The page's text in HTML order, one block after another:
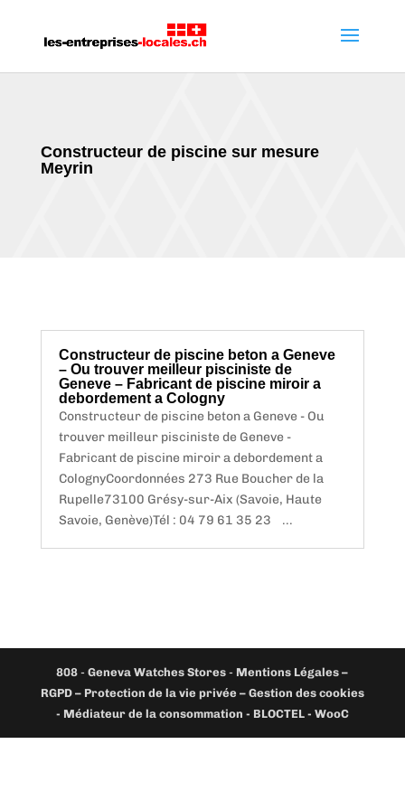
Constructeur de piscine sur mesure
Meyrin
Constructeur de piscine beton a Geneve
– Ou trouver meilleur pisciniste de
Geneve – Fabricant de piscine miroir a
debordement a Cologny
Constructeur de piscine beton a Geneve - Ou
trouver meilleur pisciniste de Geneve -
Fabricant de piscine miroir a debordement a
ColognyCoordonnées 273 Rue Boucher de la
Rupelle73100 Grésy-sur-Aix (Savoie, Haute
Savoie, Genève)Tél : 04 79 61 35 23 ...
808 -Geneva Watches Stores - Mentions Légales –
RGPD – Protection de la vie privée – Gestion des cookies
- Médiateur de la consommation - BLOCTEL - WooC